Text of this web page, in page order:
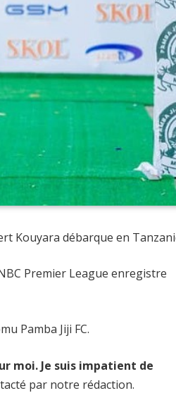
Kouyara débarque en
Premier League enregistre
Pamba Jiji FC.
moi. Je suis impatient de
par notre rédaction.